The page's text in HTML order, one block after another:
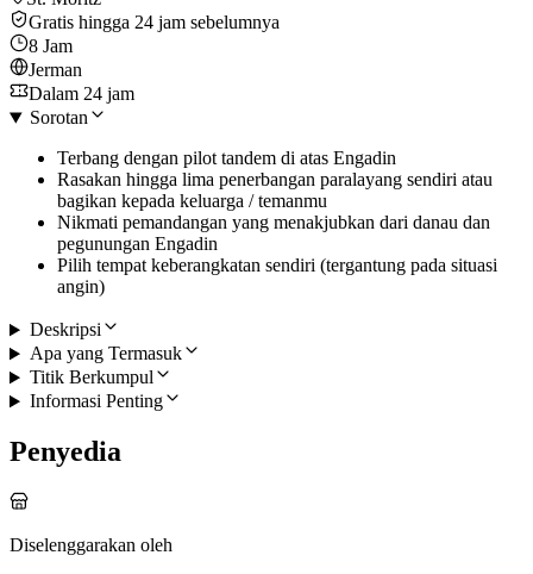
Gratis hingga 24 jam sebelumnya
8 Jam
Jerman
Dalam 24 jam
Sorotan
Terbang dengan pilot tandem di atas Engadin
Rasakan hingga lima penerbangan paralayang sendiri atau
bagikan kepada keluarga / temanmu
Nikmati pemandangan yang menakjubkan dari danau dan
pegunungan Engadin
Pilih tempat keberangkatan sendiri (tergantung pada situasi
angin)
Deskripsi
Apa yang Termasuk
Titik Berkumpul
Informasi Penting
Penyedia
Diselenggarakan oleh